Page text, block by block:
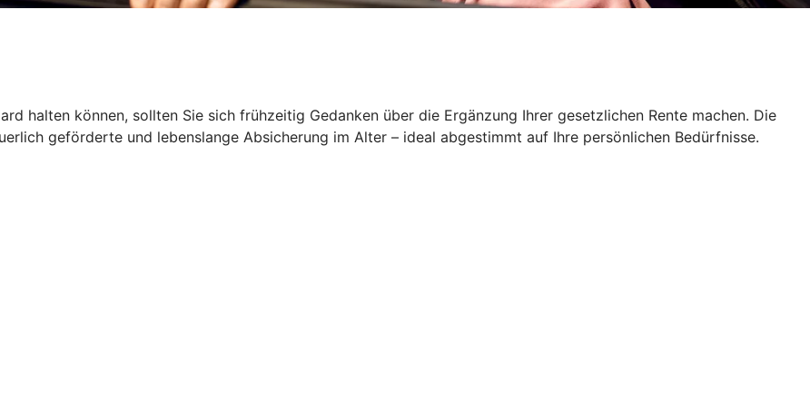
halten können, sollten Sie sich frühzeitig Gedanken über die Ergänzung Ihrer gesetzlichen Rente machen. Die
geförderte und lebenslange Absicherung im Alter – ideal abgestimmt auf Ihre persönlichen Bedürfnisse.